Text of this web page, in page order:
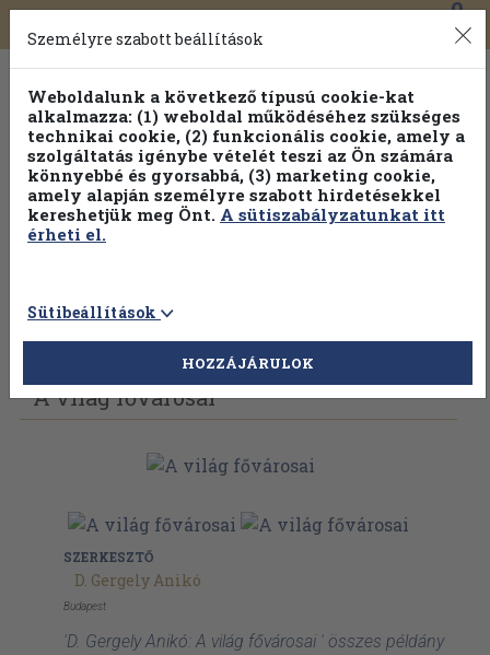
Toggle
navigation
0
Válogasson több mint 30 000 kötet közül
Hobbi témakörökben20% kedvezménnyel!
Vissza az előző oldalra Válasszon példányt
A világ fővárosai
SZERKESZTŐ
D. Gergely Anikó
Budapest
'D. Gergely Anikó: A világ fővárosai ' összes példány
Személyre szabott beállítások
Weboldalunk a következő típusú cookie-kat
alkalmazza: (1) weboldal működéséhez szükséges
technikai cookie, (2) funkcionális cookie, amely a
szolgáltatás igénybe vételét teszi az Ön számára
könnyebbé és gyorsabbá, (3) marketing cookie,
amely alapján személyre szabott hirdetésekkel
kereshetjük meg Önt. A sütiszabályzatunkat itt
érheti el.
Sütibeállítások
HOZZÁJÁRULOK